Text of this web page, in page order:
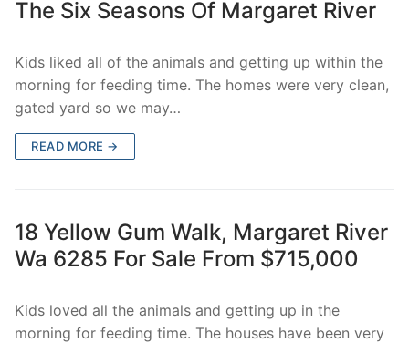
The Six Seasons Of Margaret River
Kids liked all of the animals and getting up within the
morning for feeding time. The homes were very clean,
gated yard so we may…
READ MORE →
18 Yellow Gum Walk, Margaret River
Wa 6285 For Sale From $715,000
Kids loved all the animals and getting up in the
morning for feeding time. The houses have been very